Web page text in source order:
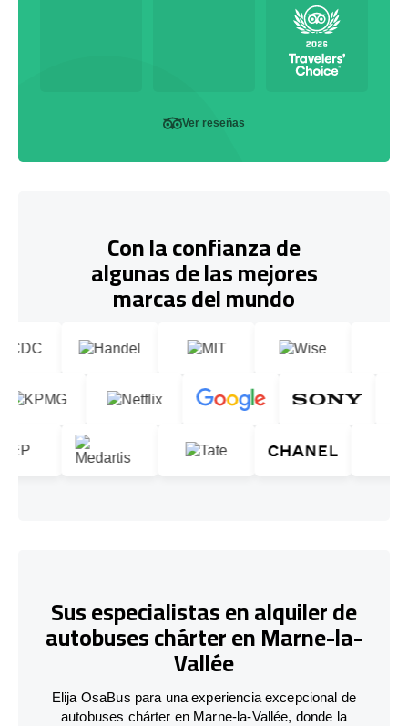
Ver reseñas
Con la confianza de
algunas de las mejores
marcas del mundo
Sus especialistas en alquiler de
autobuses chárter en Marne-la-
Vallée
Elija OsaBus para una experiencia excepcional de
autobuses chárter en Marne-la-Vallée, donde la